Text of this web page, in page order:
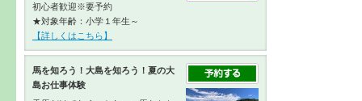
初心者歓迎※要予約
★対象年齢：小学１年生～
【詳しくはこちら】
馬を知ろう！大島を知ろう！夏の大
島お仕事体験